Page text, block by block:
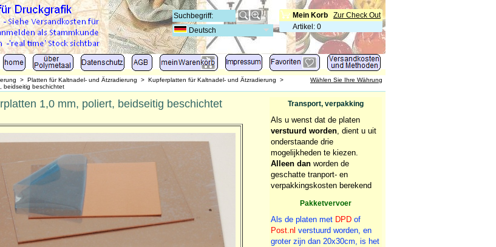
Zur Check Out
Mein Korb
Artikel : 0
Deutsch
> Platten für Kaltnadel- und Ätzradierung > Kupferplatten für Kaltnadel- und Ätzradierung >
beidseitig beschichtet
Wählen Sie Ihre Währung
1,0 mm, poliert, beidseitig beschichtet Transport, verpakking
Als u wenst dat de platen
verstuurd worden, dient u uit
onderstaande drie
mogelijkheden te kiezen.
Alleen dan worden de
geschatte tranport- en
verpakkingskosten berekend
Pakketvervoer
Als de platen met DPD of
Post.nl verstuurd worden, en
groter zijn dan 20x30cm, is het